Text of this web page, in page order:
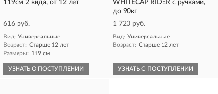
119см 2 вида, от 12 лет
616 руб.
Вид: Универсальные
Возраст: Старше 12 лет
Размеры: 119 см
УЗНАТЬ О ПОСТУПЛЕНИИ
WHITECAP RIDER с ручками,
до 90кг
1 720 руб.
Вид: Универсальные
Возраст: Старше 12 лет
УЗНАТЬ О ПОСТУПЛЕНИИ